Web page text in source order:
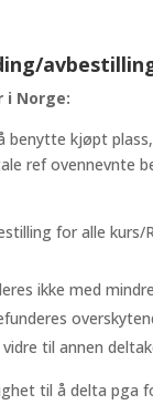
i Norge:
benytte kjøpt
ref ovennevnte
for alle
ikke med
vidre til annen
til å delta pga